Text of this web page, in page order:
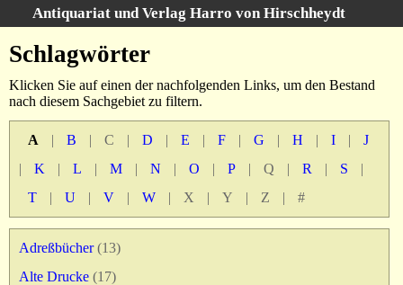
Antiquariat und Verlag Harro von Hirschheydt
Unsere Bücher
Suche
Gebiete
Gesamtbestand
Warenkorb
Verlag
Kataloge
Schlagwörter
Klicken Sie auf einen der nachfolgenden Links, um den Bestand
nach diesem Sachgebiet zu filtern.
A | B | C | D | E | F | G | H | I |
J
|
K | L | M | N | O | P | Q | R | S
|
T
| U | V | W | X | Y | Z | #
Adreßbücher (13)
Alte Drucke (17)